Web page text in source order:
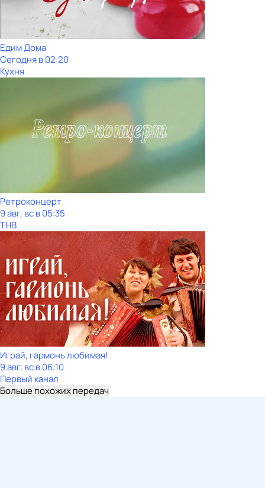
Едим Дома
Сегодня в 02:20
Кухня
Ретроконцерт
9 авг, вс в 05:35
ТНВ
Играй, гармонь любимая!
9 авг, вс в 06:10
Первый канал
Больше похожих передач